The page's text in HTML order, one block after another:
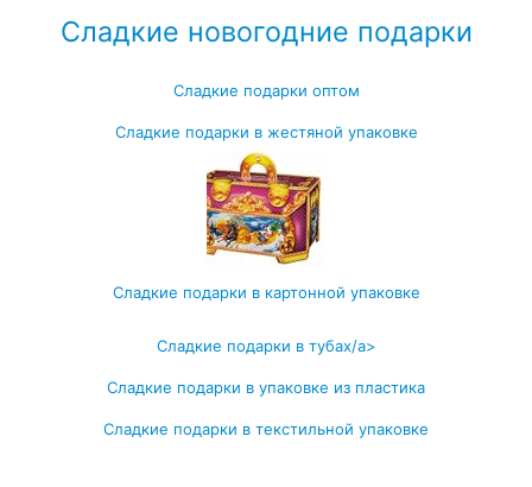
Сладкие новогодние подарки
Сладкие подарки оптом
Сладкие подарки в жестяной упаковке
Сладкие подарки в картонной упаковке
Сладкие подарки в тубах/a>
Сладкие подарки в упаковке из пластика
Сладкие подарки в текстильной упаковке